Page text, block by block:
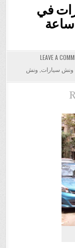
في
مدينة نصر الحي السابع 24 ساعة
LEAVE A
ON
ونش
الفرسان
لإنقاذ
السيارات
ونش سيارات ونش